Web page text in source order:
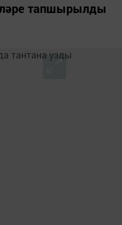
тапшырылды